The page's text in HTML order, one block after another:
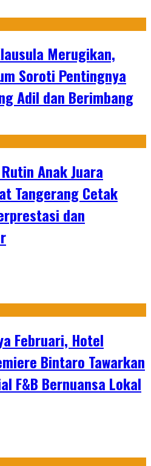
Merugikan,
Soroti Pentingnya
Adil dan Berimbang
Anak Juara
Tangerang Cetak
dan
Februari, Hotel
Bintaro Tawarkan
F&B Bernuansa Lokal